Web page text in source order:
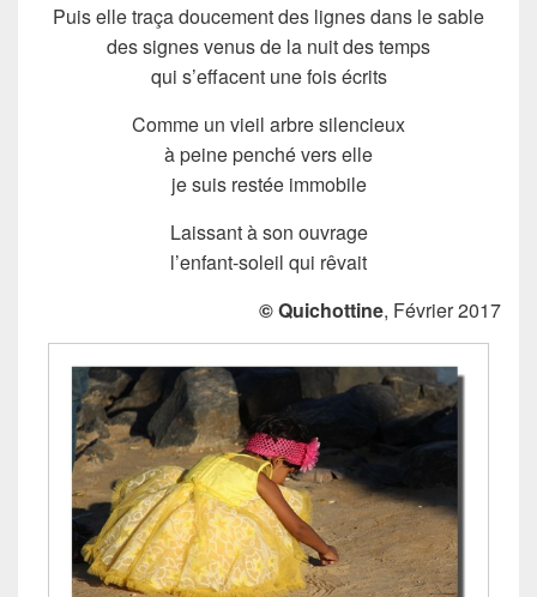
Puis elle traça doucement des lignes dans le sable
des signes venus de la nuit des temps
qui s’effacent une fois écrits
Comme un vieil arbre silencieux
à peine penché vers elle
je suis restée immobile
Laissant à son ouvrage
l’enfant-soleil qui rêvait
© Quichottine, Février 2017